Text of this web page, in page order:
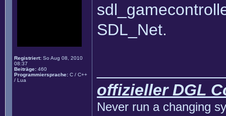
Registriert: So Aug 08, 2010
08:37
Beiträge: 460
Programmiersprache: C / C++
/ Lua
SDL_Net.
offizieller DGL
Never run a changing